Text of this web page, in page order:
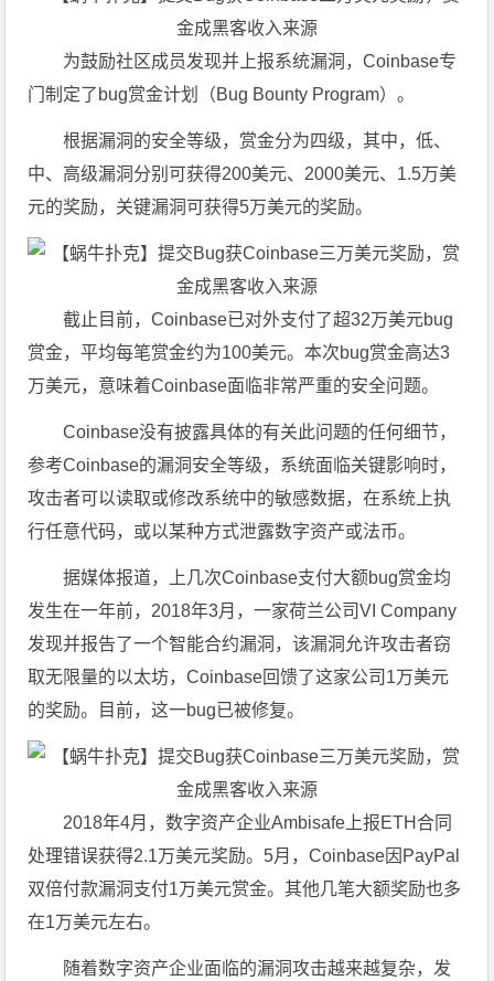
为鼓励社区成员发现并上报系统漏洞，Coinbase专
门制定了bug赏金计划（Bug Bounty Program）。
根据漏洞的安全等级，赏金分为四级，其中，低、
中、高级漏洞分别可获得200美元、2000美元、1.5万美
元的奖励，关键漏洞可获得5万美元的奖励。
截止目前，Coinbase已对外支付了超32万美元bug
赏金，平均每笔赏金约为100美元。本次bug赏金高达3
万美元，意味着Coinbase面临非常严重的安全问题。
Coinbase没有披露具体的有关此问题的任何细节，
参考Coinbase的漏洞安全等级，系统面临关键影响时，
攻击者可以读取或修改系统中的敏感数据，在系统上执
行任意代码，或以某种方式泄露数字资产或法币。
据媒体报道，上几次Coinbase支付大额bug赏金均
发生在一年前，2018年3月，一家荷兰公司VI Company
发现并报告了一个智能合约漏洞，该漏洞允许攻击者窃
取无限量的以太坊，Coinbase回馈了这家公司1万美元
的奖励。目前，这一bug已被修复。
2018年4月，数字资产企业Ambisafe上报ETH合同
处理错误获得2.1万美元奖励。5月，Coinbase因PayPal
双倍付款漏洞支付1万美元赏金。其他几笔大额奖励也多
在1万美元左右。
随着数字资产企业面临的漏洞攻击越来越复杂，发